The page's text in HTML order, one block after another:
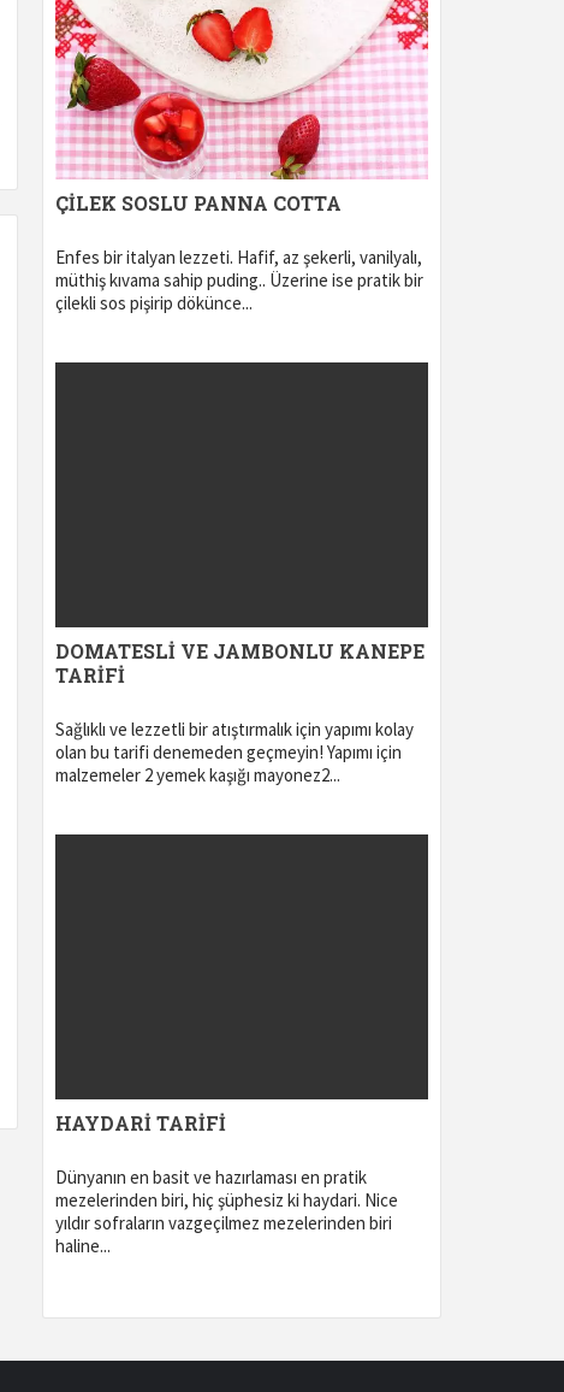
ÇİLEK SOSLU PANNA COTTA
Enfes bir italyan lezzeti. Hafif, az şekerli, vanilyalı,
müthiş kıvama sahip puding.. Üzerine ise pratik bir
çilekli sos pişirip dökünce...
DOMATESLI VE JAMBONLU KANEPE
TARIFI
Sağlıklı ve lezzetli bir atıştırmalık için yapımı kolay
olan bu tarifi denemeden geçmeyin! Yapımı için
malzemeler 2 yemek kaşığı mayonez2...
HAYDARI TARIFI
Dünyanın en basit ve hazırlaması en pratik
mezelerinden biri, hiç şüphesiz ki haydari. Nice
yıldır sofraların vazgeçilmez mezelerinden biri
haline...